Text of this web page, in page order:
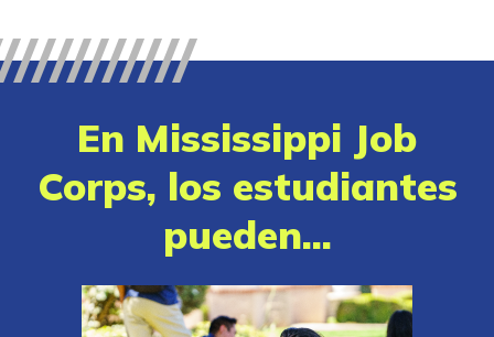
Ver más ...
Aprender más
Estudiantes
Padres/Influenciadores
Empleadores
En Mississippi Job
Corps, los estudiantes
pueden...